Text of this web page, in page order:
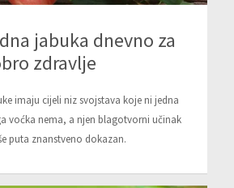
jabuka dnevno za
zdravlje
imaju cijeli niz svojstava koje ni jedna
voćka nema, a njen blagotvorni učinak
puta znanstveno dokazan.